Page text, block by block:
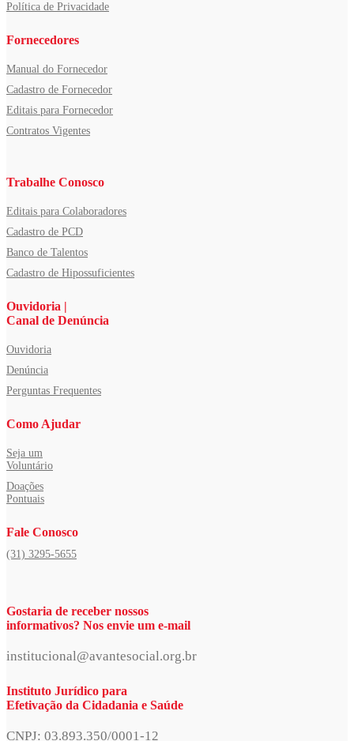
Política de Privacidade
Fornecedores
Manual do Fornecedor
Cadastro de Fornecedor
Editais para Fornecedor
Contratos Vigentes
Trabalhe Conosco
Editais para Colaboradores
Cadastro de PCD
Banco de Talentos
Cadastro de Hipossuficientes
Ouvidoria |
Canal de Denúncia
Ouvidoria
Denúncia
Perguntas Frequentes
Como Ajudar
Seja um
Voluntário
Doações
Pontuais
Fale Conosco
(31) 3295-5655
Gostaria de receber nossos
informativos? Nos envie um e-mail
institucional@avantesocial.org.br
Instituto Jurídico para
Efetivação da Cidadania e Saúde
CNPJ: 03.893.350/0001-12